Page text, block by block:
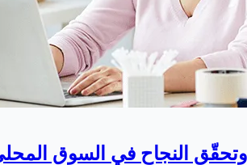
النجاح في السوق